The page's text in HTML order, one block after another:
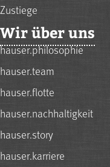
Zustiege
Wir über uns
hauser.philosophie
hauser.team
hauser.flotte
hauser.nachhaltigkeit
hauser.story
hauser.karriere